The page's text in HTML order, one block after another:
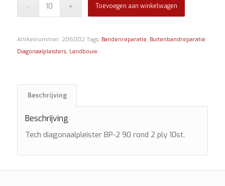
Toevoegen aan winkelwagen
Artikelnummer: 206002 Tags: Bandenreparatie, Buitenbandreparatie,
Diagonaalpleisters, Landbouw
Beschrijving
Beschrijving
Tech diagonaalpleister BP-2 90 rond 2 ply 10st.